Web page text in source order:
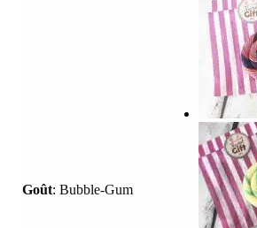
Goût: Bubble-Gum